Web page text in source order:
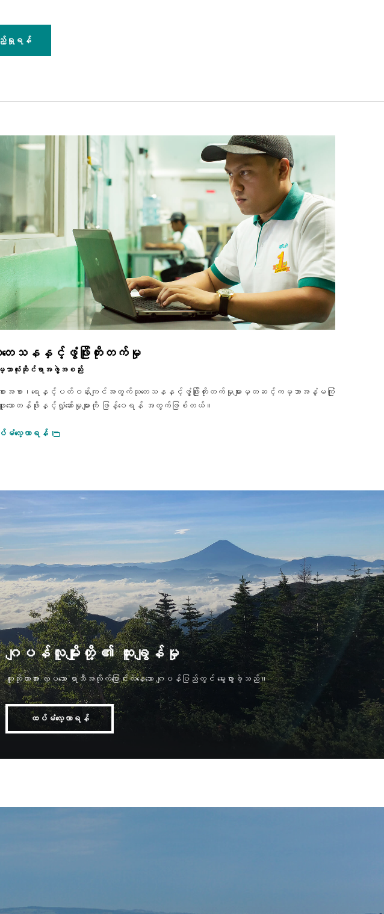
ကြည့်ရှုရန်
တေသနနှင့်ဖွံဖြိုးတိုးတက်မှု
ဘာလုံးဆိုင်ရာအဖွဲ့အစည်း
ားအစာ၊ရေနှင့်ပတ်ဝန်းကျင်အတွက်သုတေသနနှင့်ဖွံ့ဖြိုးတိုးတက်မှုများမှတဆင့်ကမ္ဘာအနှံ့မကြုံ
းသောတန်ဖိုးနှင့်လှုံ့ဆော်မှုများကို ဖြန့်ဝေရန် အတွက်ဖြစ်တယ်။
မံလေ့လာရန်
ဂျပန်လူမျိုးတို့ ၏ ထူးချွန်မှု
ကူဘိုတာအား လှပသော ရာသီအလိုက်‌ပြောင်းလဲနေသော ဂျပန်ပြည်တွင် မွေးဖွားခဲ့သည်။
ထပ်မံလေ့လာရန်